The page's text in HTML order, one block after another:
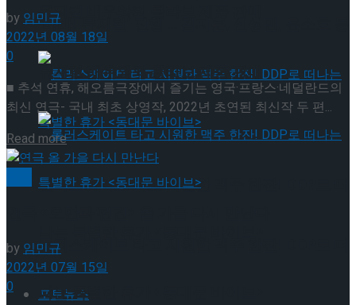
뮤지컬 배우와의 콜라보 제품 판매
롤러스케이트 타고 시원한 맥주 한잔! DDP로 떠
포토뉴스
‘비바! 뮤지컬’ 진행 … 김지훈, 신성민, 윤소호 등
뮤지컬 배우와의 콜라보 제품 판매
롤러스케이트 타고 시원한 맥주 한잔! DDP로 떠
나는 특별한 휴가 <동대문 바이브>
by임민규
2022년 08월 18일
0
■ 추석 연휴, 해오름극장에서 즐기는 영국·프랑스·네덜란드의
최신 연극- 국내 최초 상영작, 2022년 초연된 최신작 두 편...
Read moreDetails
by임민규
2022년 07월 15일
0